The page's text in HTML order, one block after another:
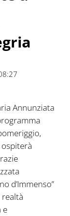
Annunziata
ospiterà
d’Immenso”
e